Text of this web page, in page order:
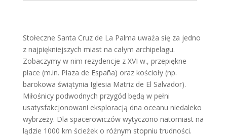
Stołeczne Santa Cruz de La Palma uważa się za jedno
z najpiękniejszych miast na całym archipelagu.
Zobaczymy w nim rezydencje z XVI w., przepiękne
place (m.in. Plaza de España) oraz kościoły (np.
barokowa świątynia Iglesia Matriz de El Salvador).
Miłośnicy podwodnych przygód będą w pełni
usatysfakcjonowani eksploracją dna oceanu niedaleko
wybrzeży. Dla spacerowiczów wytyczono natomiast na
lądzie 1000 km ścieżek o różnym stopniu trudności.